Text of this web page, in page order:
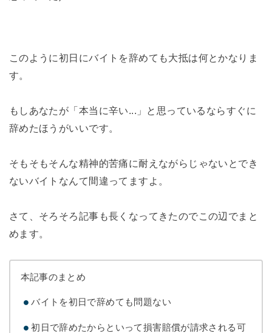
このように初日にバイトを辞めても大抵は何とかなりま
す。
もしあなたが「本当に辛い...」と思っているならすぐに
辞めたほうがいいです。
そもそもそんな精神的苦痛に耐えながらじゃないとでき
ないバイトなんて間違ってますよ。
さて、そろそろ記事も長くなってきたのでこの辺でまと
めます。
本記事のまとめ
バイトを初日で辞めても問題ない
初日で辞めたからといって損害賠償が請求される可